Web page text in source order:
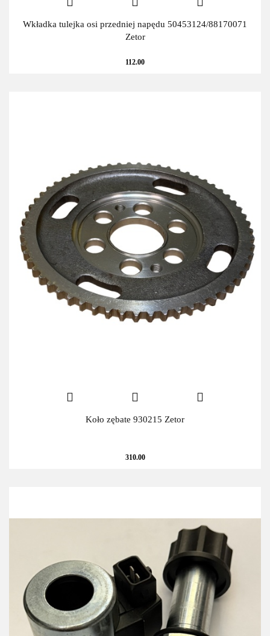
Wkładka tulejka osi przedniej napędu 50453124/88170071
Zetor
112.00
Koło zębate 930215 Zetor
310.00